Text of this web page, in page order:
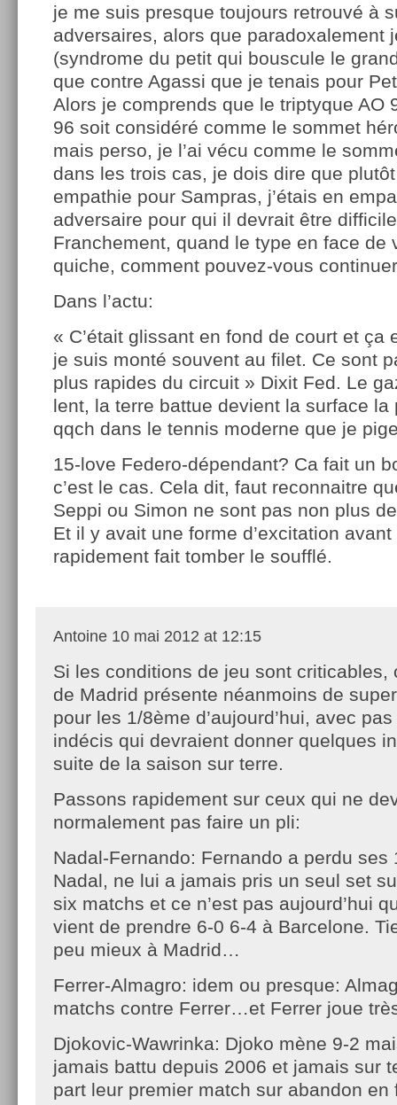
je me suis presque toujours retrouvé à
adversaires, alors que paradoxalement
(syndrome du petit qui bouscule le
que contre Agassi que je tenais pour
Alors je comprends que le triptyque AO
96 soit considéré comme le sommet
mais perso, je l’ai vécu comme le
dans les trois cas, je dois dire que plutôt
empathie pour Sampras, j’étais en
adversaire pour qui il devrait être
Franchement, quand le type en face de
quiche, comment pouvez-vous
Dans l’actu:
« C’était glissant en fond de court et ça
je suis monté souvent au filet. Ce sont
plus rapides du circuit » Dixit Fed. Le
lent, la terre battue devient la surface la
qqch dans le tennis moderne que je
15-love Federo-dépendant? Ca fait un
c’est le cas. Cela dit, faut reconnaitre
Seppi ou Simon ne sont pas non plus
Et il y avait une forme d’excitation
rapidement fait tomber le soufflé.
Antoine 10 mai 2012 at 12:15
Si les conditions de jeu sont criticables,
de Madrid présente néanmoins de
pour les 1/8ème d’aujourd’hui, avec
indécis qui devraient donner quelques
suite de la saison sur terre.
Passons rapidement sur ceux qui ne
normalement pas faire un pli:
Nadal-Fernando: Fernando a perdu ses
Nadal, ne lui a jamais pris un seul set
six matchs et ce n’est pas aujourd’hui
vient de prendre 6-0 6-4 à Barcelone.
peu mieux à Madrid…
Ferrer-Almagro: idem ou presque:
matchs contre Ferrer…et Ferrer joue
Djokovic-Wawrinka: Djoko mène 9-2
jamais battu depuis 2006 et jamais sur
part leur premier match sur abandon en